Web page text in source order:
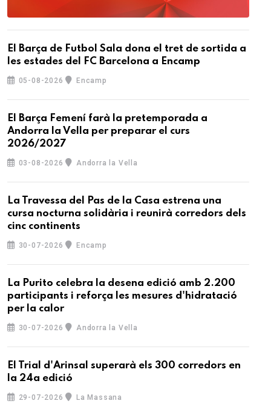
El Barça de Futbol Sala dona el tret de sortida a
les estades del FC Barcelona a Encamp
05-08-2026 Encamp
El Barça Femení farà la pretemporada a
Andorra la Vella per preparar el curs
2026/2027
03-08-2026 Andorra la Vella
La Travessa del Pas de la Casa estrena una
cursa nocturna solidària i reunirà corredors dels
cinc continents
30-07-2026 Encamp
La Purito celebra la desena edició amb 2.200
participants i reforça les mesures d'hidratació
per la calor
30-07-2026 Andorra la Vella
El Trial d'Arinsal superarà els 300 corredors en
la 24a edició
29-07-2026 La Massana